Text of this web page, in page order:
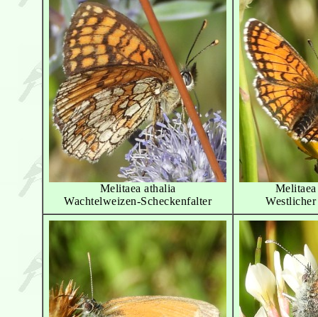
Melitaea athalia
Wachtelweizen-Scheckenfalter